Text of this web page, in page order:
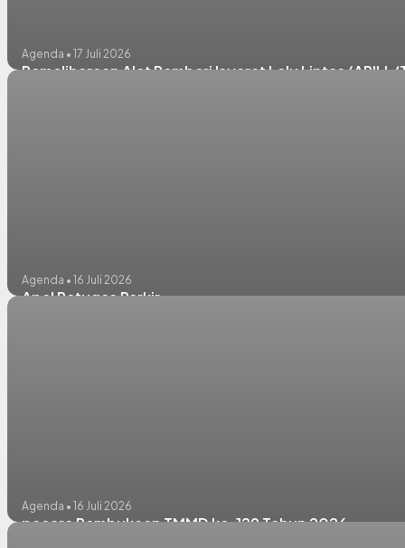
Agenda • 17 Juli 2026
Pemeliharaan Alat Pemberi Isyarat Lalu Lintas
Agenda • 16 Juli 2026
Apel Petugas Parkir
Agenda • 16 Juli 2026
pacara Pembukaan TMMD ke-129 Tahun 2026